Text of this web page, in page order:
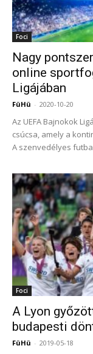
Foci
Nagy
online
Ligájában
FüHü - 2020-10-20
Az UEFA Bajnokok
csúcsa, amely a
A szenvedélyes
Foci
A Lyon
budapesti
FüHü - 2019-05-18